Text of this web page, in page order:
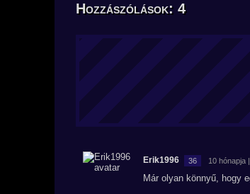
Hozzászólások: 4
Erik1996 36 10 hónapja
Már olyan könnyű, hogy